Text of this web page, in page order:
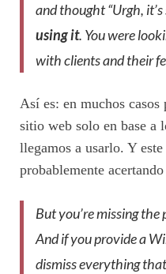
and thought “Urgh,
using it. You were
with clients and their
Así es: en muchos
sitio web solo en base a
llegamos a usarlo. Y
probablemente
But you’re missing the
And if you provide a
dismiss everything